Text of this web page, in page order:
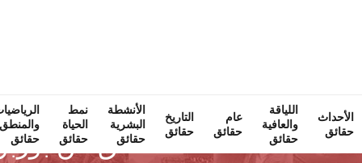
الأحداث
حقائق
اللياقة
والعافية
حقائق
عام
حقائق
التاريخ
حقائق
الأنشطة
البشرية
حقائق
نمط
الحياة
حقائق
والمنطق
حقائق
Home نمط الحياة حقائق الطعام
30 حقائق عن بوربون